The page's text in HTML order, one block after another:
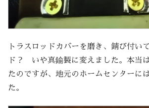
トラスロッドカバーを磨き、錆び付い
ド？ いや真鍮製に変えました。本当
たのですが、地元のホームセンターに
た。